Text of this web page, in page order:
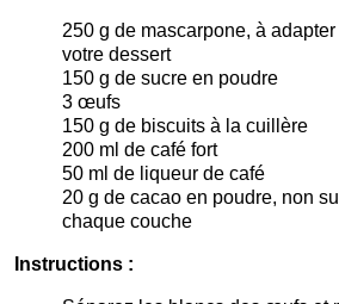
250 g de mascarpone, à
votre dessert
150 g de sucre en poudre
3 œufs
150 g de biscuits à la cuillère
200 ml de café fort
50 ml de liqueur de café
20 g de cacao en poudre, non
chaque couche
Instructions :